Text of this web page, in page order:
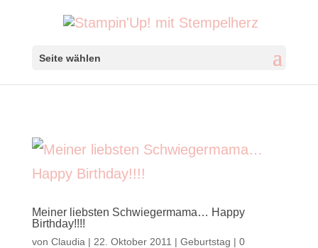
Seite wählen
Meiner liebsten Schwiegermama… Happy
Birthday!!!!
von Claudia | 22. Oktober 2011 | Geburtstag | 0